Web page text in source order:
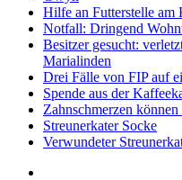
Hilfe an Futterstelle am
Notfall: Dringend
Besitzer gesucht:
Marialinden
Drei Fälle von FIP auf
Spende aus der
Zahnschmerzen können
Streunerkater Socke
Verwundeter